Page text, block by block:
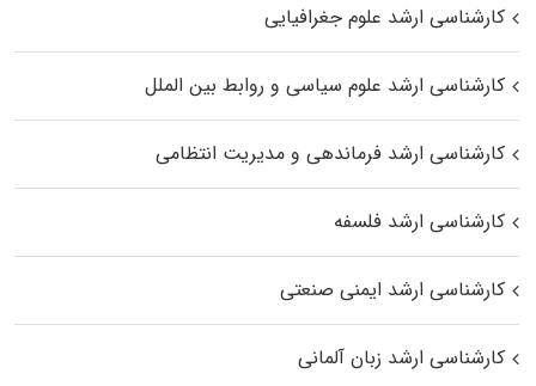
کارشناسی ارشد علوم جغرافیایی
کارشناسی ارشد علوم سیاسی و روابط بین الملل
کارشناسی ارشد فرماندهی و مدیریت انتظامی
کارشناسی ارشد فلسفه
کارشناسی ارشد ایمنی صنعتی
کارشناسی ارشد زبان آلمانی